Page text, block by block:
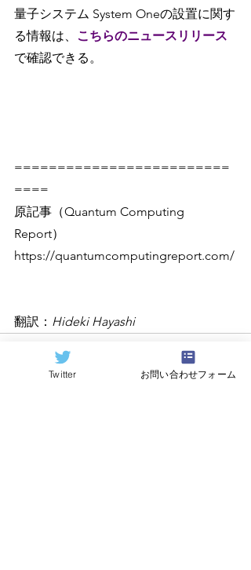
量子システム System Oneの設置に関す
る情報は、 こちらのニュースリリース
で確認できる。
=========================
====
原記事（Quantum Computing
Report）
https://quantumcomputingreport.com/
翻訳： Hideki Hayashi
Twitter お問い合わせフォーム